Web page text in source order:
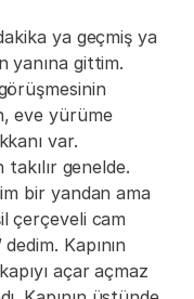
ya geçmiş ya
yanına gittim.
eve yürüme
var.
genelde.
bir yandan ama
çerçeveli cam
Kapının
açar açmaz